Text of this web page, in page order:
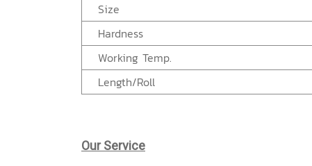
Size
Hardness
Working Temp.
Length/Roll
Our Service